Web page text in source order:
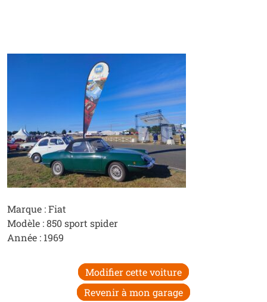
Marque : Fiat
Modèle : 850 sport spider
Année : 1969
Modifier cette voiture
Revenir à mon garage